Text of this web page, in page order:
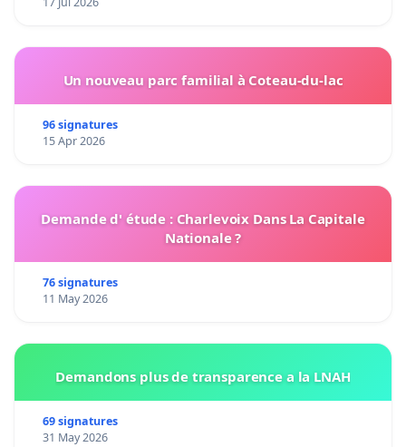
Un nouveau parc familial à Coteau-du-lac
96 signatures
15 Apr 2026
Demande d' étude : Charlevoix Dans La Capitale
Nationale ?
76 signatures
11 May 2026
Demandons plus de transparence a la LNAH
69 signatures
31 May 2026